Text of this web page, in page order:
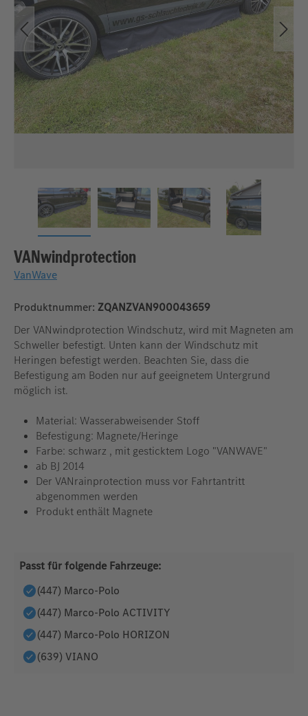
VANwindprotection
VanWave
Produktnummer: ZQANZVAN900043659
Der VANwindprotection Windschutz, wird mit Magneten am
Schweller befestigt. Unten kann der Windschutz mit
Heringen befestigt werden. Beachten Sie, dass die
Befestigung am Boden nur auf geeignetem Untergrund
möglich ist.
Material: Wasserabweisender Stoff
Befestigung: Magnete/Heringe
Farbe: schwarz , mit gesticktem Logo "VANWAVE"
ab BJ 2014
Der VANrainprotection muss vor Fahrtantritt
abgenommen werden
Produkt enthält Magnete
Passt für folgende Fahrzeuge:
(447) Marco-Polo
(447) Marco-Polo ACTIVITY
(447) Marco-Polo HORIZON
(639) VIANO